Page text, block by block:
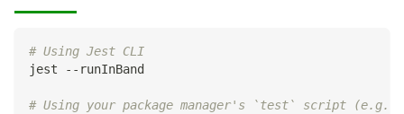
# Using Jest CLI
jest --runInBand
# Using your package manager's `test` script (e.g.